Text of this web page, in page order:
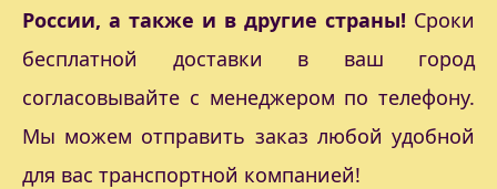
России, а также и в другие страны! Сроки
бесплатной доставки в ваш город
согласовывайте с менеджером по телефону.
Мы можем отправить заказ любой удобной
для вас транспортной компанией!